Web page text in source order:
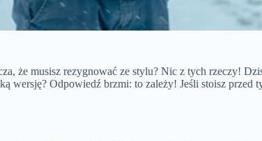
że musisz rezygnować ze stylu? Nic z tych rzeczy!
Odpowiedź brzmi: to zależy! Jeśli stoisz przed